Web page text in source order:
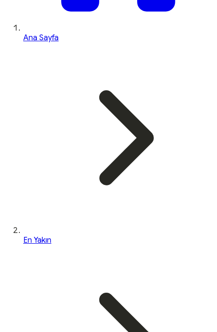
Ana Sayfa
En Yakın